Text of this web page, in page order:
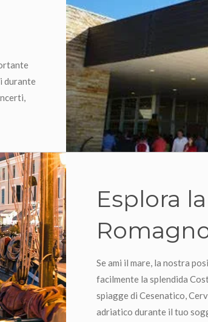
durante
Esplora
Se ami il mare, la nostra
facilmente la splendida
spiagge di Cesenatico,
adriatico durante il tuo